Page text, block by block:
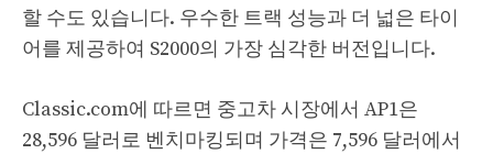
할 수도 있습니다. 우수한 트랙 성능과 더 넓은 타이
어를 제공하여 S2000의 가장 심각한 버전입니다.
Classic.com에 따르면 중고차 시장에서 AP1은
28,596 달러로 벤치마킹되며 가격은 7,596 달러에서